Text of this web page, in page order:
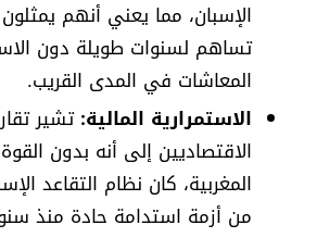
الإسبان، مما يعني أنهم
تساهم لسنوات طويلة دون
المعاشات في المدى القريب.
الاستمرارية المالية:تشير
الاقتصاديين إلى أنه بدون
المغربية، كان نظام التقاعد
من أزمة استدامة حادة منذ